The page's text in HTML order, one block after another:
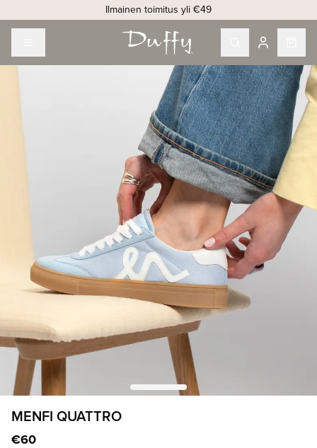
Ilmainen toimitus yli €49
MENFI QUATTRO
€60